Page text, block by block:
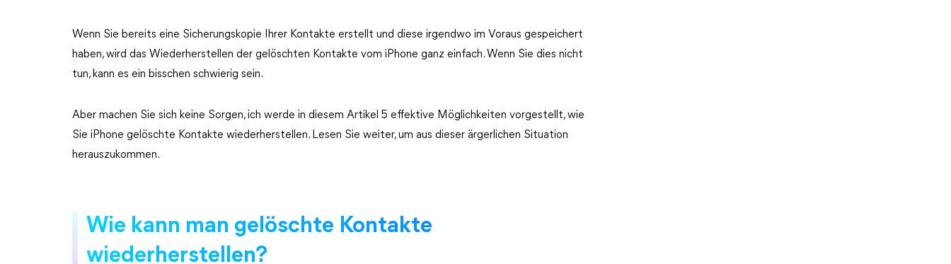
Wenn Sie bereits eine Sicherungskopie Ihrer Kontakte erstellt und diese irgendwo im Voraus gespeichert
haben, wird das Wiederherstellen der gelöschten Kontakte vom iPhone ganz einfach. Wenn Sie dies nicht
tun, kann es ein bisschen schwierig sein.
Aber machen Sie sich keine Sorgen, ich werde in diesem Artikel 5 effektive Möglichkeiten vorgestellt, wie
Sie iPhone gelöschte Kontakte wiederherstellen. Lesen Sie weiter, um aus dieser ärgerlichen Situation
herauszukommen.
Wie kann man gelöschte Kontakte
wiederherstellen?